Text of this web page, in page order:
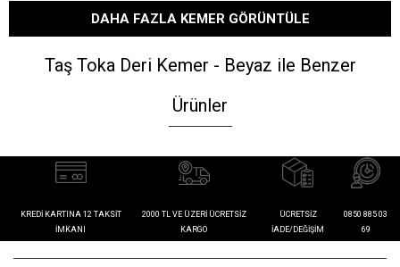
DAHA FAZLA KEMER GÖRÜNTÜLE
Taş Toka Deri Kemer - Beyaz ile Benzer
Ürünler
KREDI KARTINA 12 TAKSIT
İMKANI
2000 TL VE ÜZERI ÜCRETSIZ
KARGO
ÜCRETSIZ
İADE/DEĞIŞIM
0850 885 03
69